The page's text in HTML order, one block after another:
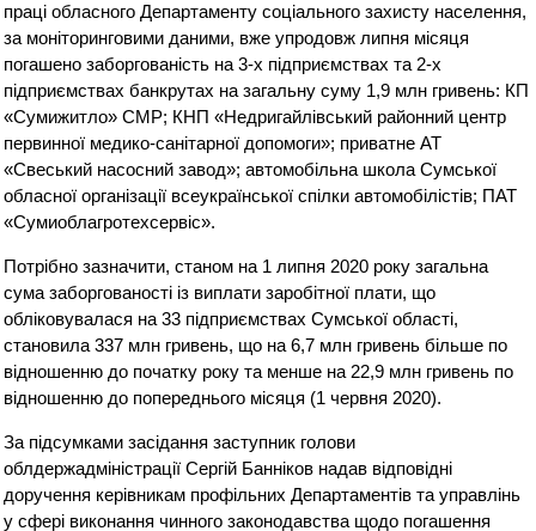
праці обласного Департаменту соціального захисту населення,
за моніторинговими даними, вже упродовж липня місяця
погашено заборгованість на 3-х підприємствах та 2-х
підприємствах банкрутах на загальну суму 1,9 млн гривень: КП
«Сумижитло» СМР; КНП «Недригайлівський районний центр
первинної медико-санітарної допомоги»; приватне АТ
«Свеський насосний завод»; автомобільна школа Сумської
обласної організації всеукраїнської спілки автомобілістів; ПАТ
«Сумиоблагротехсервіс».
Потрібно зазначити, станом на 1 липня 2020 року загальна
сума заборгованості із виплати заробітної плати, що
обліковувалася на 33 підприємствах Сумської області,
становила 337 млн гривень, що на 6,7 млн гривень більше по
відношенню до початку року та менше на 22,9 млн гривень по
відношенню до попереднього місяця (1 червня 2020).
За підсумками засідання заступник голови
облдержадміністрації Сергій Банніков надав відповідні
доручення керівникам профільних Департаментів та управлінь
у сфері виконання чинного законодавства щодо погашення